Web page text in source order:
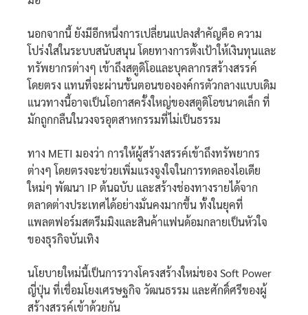
นอกจากนี้ ยังมีอีกหนึ่งการเปลี่ยนแปลงสำคัญคือ ความ
โปร่งใสในระบบสนับสนุน โดยทางการตั้งเป้าให้เงินทุนและ
ทรัพยากรต่างๆ เข้าถึงสตูดิโอและบุคลากรสร้างสรรค์
โดยตรง แทนที่จะผ่านขั้นตอนขององค์กรตัวกลางแบบเดิม
แนวทางนี้อาจเป็นโอกาสครั้งใหญ่ของสตูดิโอขนาดเล็ก ที่
มักถูกกลืนในวงจรอุตสาหกรรมที่ไม่เป็นธรรม
ทาง METI มองว่า การให้ผู้สร้างสรรค์เข้าถึงทรัพยากร
ต่างๆ โดยตรงจะช่วยเพิ่มแรงจูงใจในการทดลองไอเดีย
ใหม่ๆ พัฒนา IP ต้นฉบับ และสร้างช่องทางรายได้จาก
ตลาดต่างประเทศได้อย่างมั่นคงมากขึ้น ทั้งในยุคที่
แพลตฟอร์มสตรีมมิงและสินค้าแฟนด้อมกลายเป็นหัวใจ
ของธุรกิจบันเทิง
นโยบายใหม่นี้เป็นการวางโครงสร้างใหม่ของ Soft Power
ญี่ปุ่น ที่เชื่อมโยงเศรษฐกิจ วัฒนธรรม และศักดิ์ศรีของผู้
สร้างสรรค์เข้าด้วยกัน